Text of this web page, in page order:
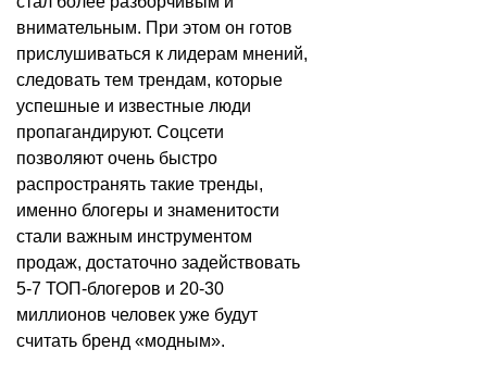
внимательным. При этом он готов
прислушиваться к лидерам мнений,
следовать тем трендам, которые
успешные и известные люди
пропагандируют. Соцсети
позволяют очень быстро
распространять такие тренды,
именно блогеры и знаменитости
стали важным инструментом
продаж, достаточно задействовать
5-7 ТОП-блогеров и 20-30
миллионов человек уже будут
считать бренд «модным».